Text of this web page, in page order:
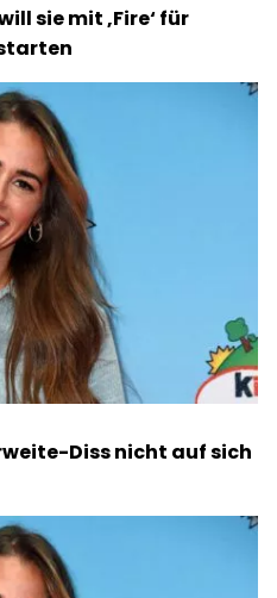
sie mit ‚Fire‘ für
Diss nicht auf sich